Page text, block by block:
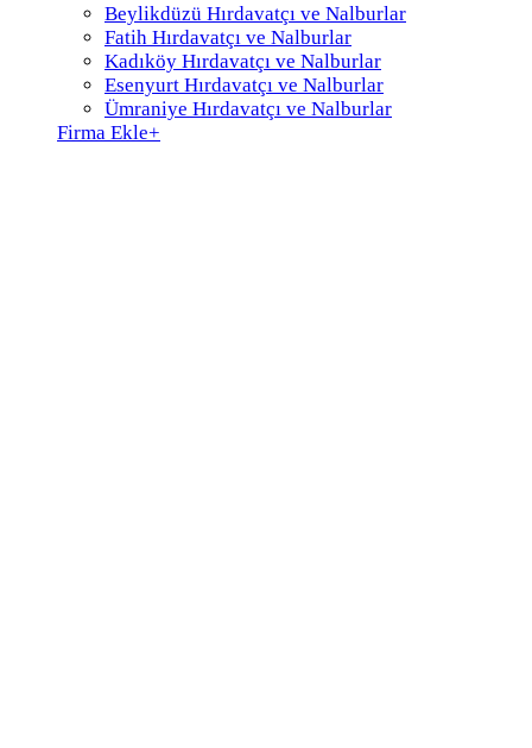
Beylikdüzü Hırdavatçı ve Nalburlar
Fatih Hırdavatçı ve Nalburlar
Kadıköy Hırdavatçı ve Nalburlar
Esenyurt Hırdavatçı ve Nalburlar
Ümraniye Hırdavatçı ve Nalburlar
Firma Ekle+